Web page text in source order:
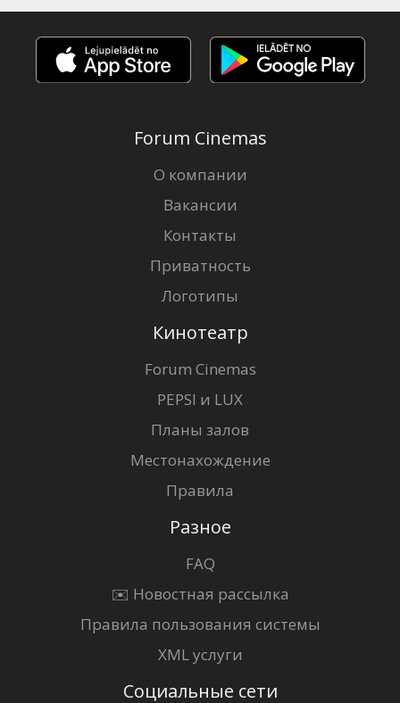
Forum Cinemas
О компании
Вакансии
Контакты
Приватность
Логотипы
Кинотеатр
Forum Cinemas
PEPSI и LUX
Планы залов
Местонахождение
Правила
Разное
FAQ
✉️ Новостная рассылка
Правила пользования системы
XML услуги
Социальные сети